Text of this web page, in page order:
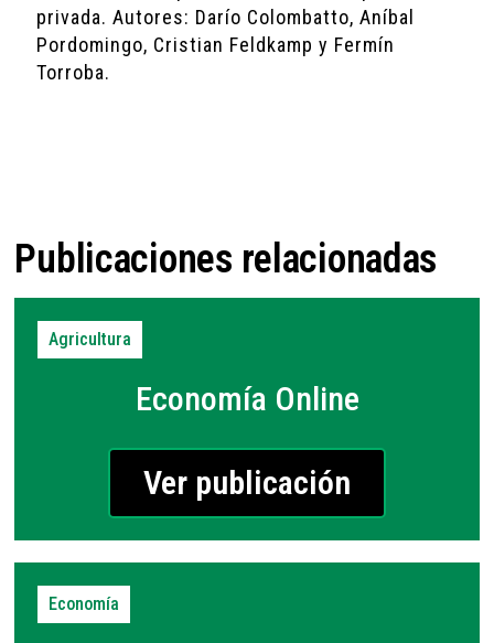
privada. Autores: Darío Colombatto, Aníbal
Pordomingo, Cristian Feldkamp y Fermín
Torroba.
Agricultura
Economía Online
Ver publicación
Economía
Publicaciones relacionadas